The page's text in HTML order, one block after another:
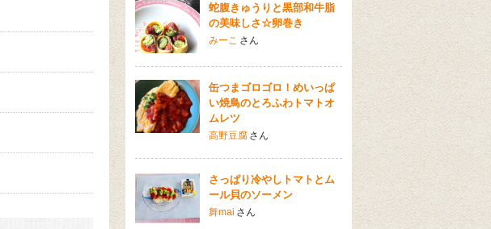
蛇腹きゅうりと黒部和牛脂
の美味しさ☆卵巻き
みーこ さん
缶つまゴロゴロ！めいっぱ
い焼鳥のとろふわトマトオ
ムレツ
高野豆腐 さん
さっぱり冷やしトマトとム
ール貝のソーメン
舞mai さん